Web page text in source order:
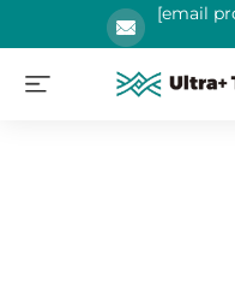
[email